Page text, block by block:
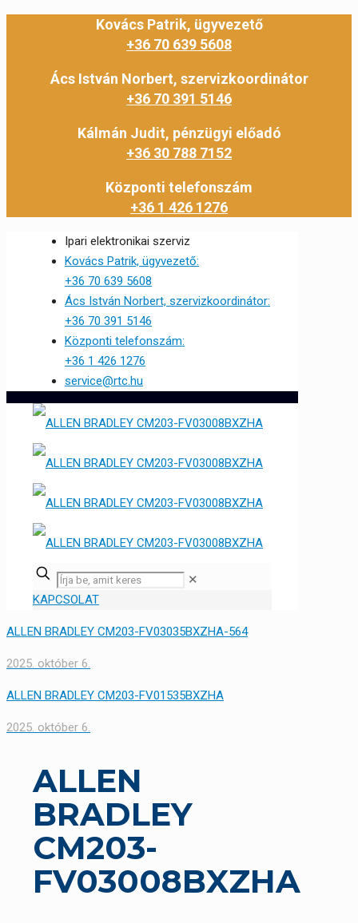
Kovács Patrik, ügyvezető
+36 70 639 5608
Ács István Norbert, szervizkoordinátor
+36 70 391 5146
Kálmán Judit, pénzügyi előadó
+36 30 788 7152
Központi telefonszám
+36 1 426 1276
Ipari elektronikai szerviz
Kovács Patrik, ügyvezető:
+36 70 639 5608
Ács István Norbert, szervizkoordinátor:
+36 70 391 5146
Központi telefonszám:
+36 1 426 1276
service@rtc.hu
✕
KAPCSOLAT
ALLEN BRADLEY CM203-FV03035BXZHA-564
2025. október 6.
ALLEN BRADLEY CM203-FV01535BXZHA
2025. október 6.
ALLEN
BRADLEY
CM203-
FV03008BXZHA